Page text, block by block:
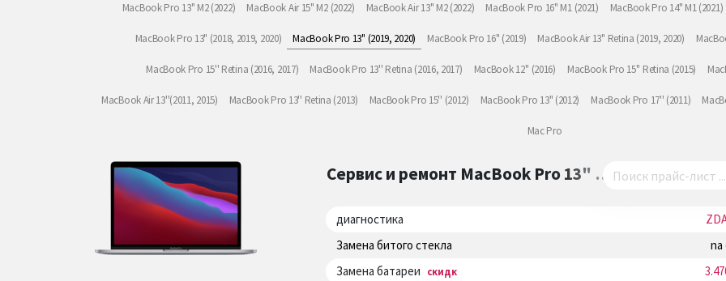
MacBook Pro 13" M2 (2022) MacBook Air 15" M2 (2022) MacBook Air 13" M2 (2022) MacBook Pro 16" M1 (2021) MacBook Pro 14" M1 (2021)
MacBook Pro 13" (2018, 2019, 2020) MacBook Pro 13" (2019, 2020) MacBook Pro 16" (2019) MacBook Air 13" Retina (2019, 2020)
MacBook Pro 15'' Retina (2016, 2017) MacBook Pro 13'' Retina (2016, 2017) MacBook 12'' (2016) MacBook Pro 15'' Retina (2015)
MacBook Air 13''(2011, 2015) MacBook Pro 13'' Retina (2013) MacBook Pro 15'' (2012) MacBook Pro 13" (2012) MacBook Pro 17'' (2011)
Mac Pro
Сервис и ремонт MacBook Pro 13" …
диагностика
Замена битого стекла
na
Замена батареи
скидк